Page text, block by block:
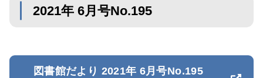
2021年 6月号No.195
図書館だより 2021年 6月号No.195